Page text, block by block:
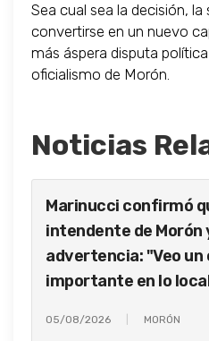
Sea cual sea la decisión,
convertirse en un nuevo
más áspera disputa
oficialismo de Morón.
Noticias
Marinucci confirmó
intendente de Morón
advertencia: "Veo
importante en lo
05/08/2026 MORÓN